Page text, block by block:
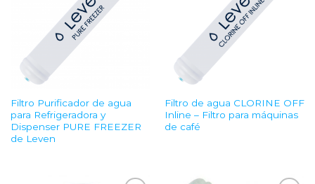
Filtro Purificador de agua
para Refrigeradora y
Dispenser PURE FREEZER
de Leven
Filtro de agua CLORINE OFF
Inline – Filtro para máquinas
de café